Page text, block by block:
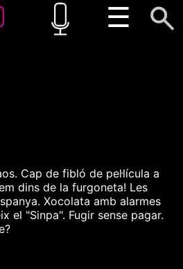
☰
Cap de fibló de pel·lícula a
dins de la furgoneta! Les
Xocolata amb alarmes
el "Sinpa". Fugir sense pagar.